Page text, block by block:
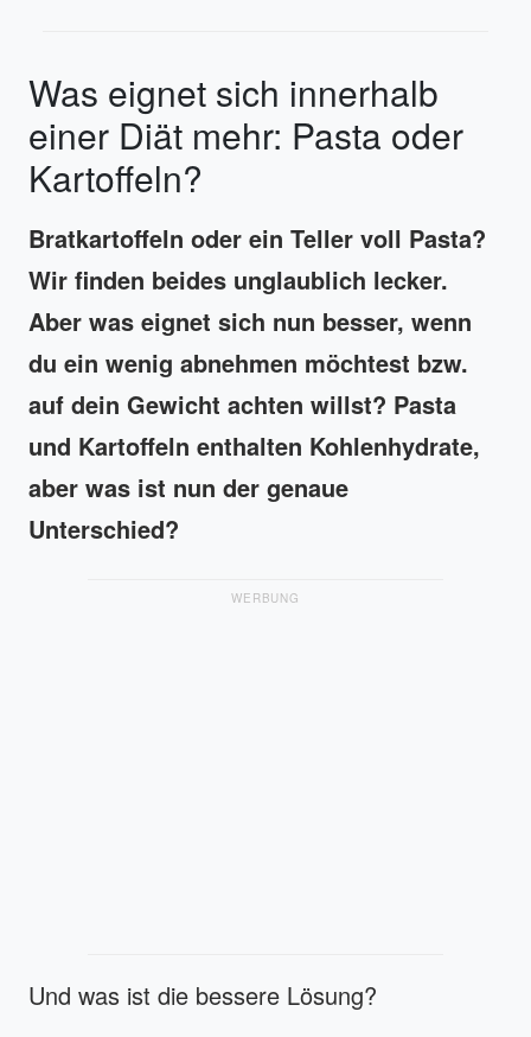
Was eignet sich innerhalb
einer Diät mehr: Pasta oder
Kartoffeln?
Bratkartoffeln oder ein Teller voll Pasta?
Wir finden beides unglaublich lecker.
Aber was eignet sich nun besser, wenn
du ein wenig abnehmen möchtest bzw.
auf dein Gewicht achten willst? Pasta
und Kartoffeln enthalten Kohlenhydrate,
aber was ist nun der genaue
Unterschied?
WERBUNG
Und was ist die bessere Lösung?